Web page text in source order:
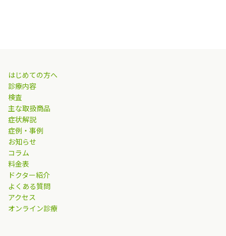
はじめての方へ
診療内容
検査
主な取扱商品
症状解説
症例・事例
お知らせ
コラム
料金表
ドクター紹介
よくある質問
アクセス
オンライン診療